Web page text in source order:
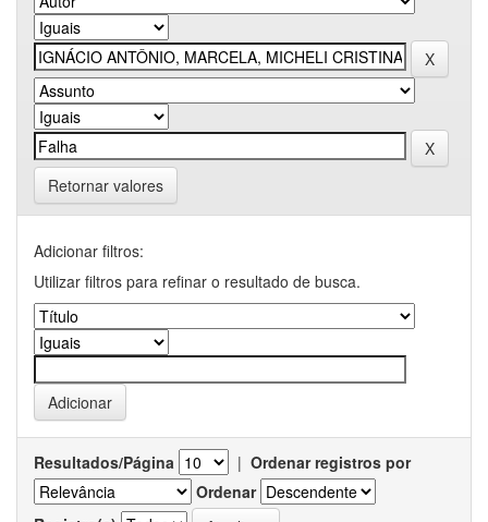
Retornar valores
Adicionar filtros:
Utilizar filtros para refinar o resultado de busca.
Resultados/Página | Ordenar registros por
Ordenar